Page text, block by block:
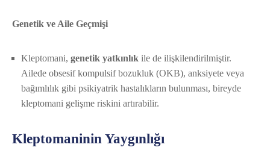
Genetik ve Aile Geçmişi
Kleptomani, genetik yatkınlık ile de ilişkilendirilmiştir.
Ailede obsesif kompulsif bozukluk (OKB), anksiyete veya
bağımlılık gibi psikiyatrik hastalıkların bulunması, bireyde
kleptomani gelişme riskini artırabilir.
Kleptomaninin Yaygınlığı